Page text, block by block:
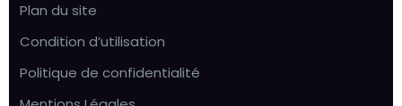
Plan du site
Condition d’utilisation
Politique de confidentialité